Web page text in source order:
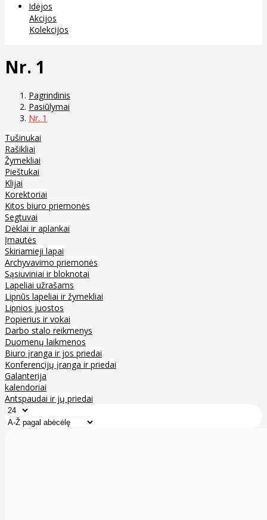
Idėjos
Akcijos
Kolekcijos
Nr. 1
Pagrindinis
Pasiūlymai
Nr. 1
Tušinukai
Rašikliai
Žymekliai
Pieštukai
Klijai
Korektoriai
Kitos biuro priemonės
Segtuvai
Dėklai ir aplankai
Įmautės
Skiriamieji lapai
Archyvavimo priemonės
Sąsiuviniai ir bloknotai
Lapeliai užrašams
Lipnūs lapeliai ir žymekliai
Lipnios juostos
Popierius ir vokai
Darbo stalo reikmenys
Duomenų laikmenos
Biuro įranga ir jos priedai
Konferencijų įranga ir priedai
Galanterija
kalendoriai
Antspaudai ir jų priedai